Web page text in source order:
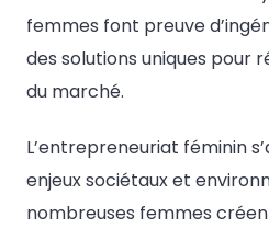
femmes font preuve
des solutions uniques pour
du marché.
L’entrepreneuriat féminin
enjeux sociétaux et
nombreuses femmes